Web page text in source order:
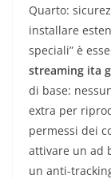
Quarto:
installare
speciali” è
streaming ita
di base:
extra per
permessi dei
attivare un ad
un anti-